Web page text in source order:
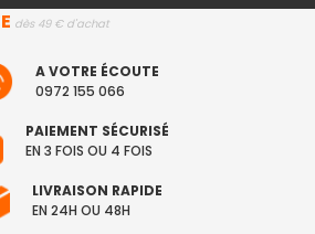
dès 49 € d'achat
A VOTRE ÉCOUTE
0972 155 066
PAIEMENT SÉCURISÉ
EN 3 FOIS OU 4 FOIS
LIVRAISON RAPIDE
EN 24H OU 48H